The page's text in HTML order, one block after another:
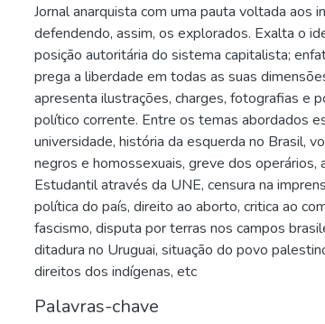
Jornal anarquista com uma pauta voltada aos
defendendo, assim, os explorados. Exalta o
posição autoritária do sistema capitalista;
prega a liberdade em todas as suas
apresenta ilustrações, charges, fotografias e
político corrente. Entre os temas abordados
universidade, história da esquerda no Brasil,
negros e homossexuais, greve dos
Estudantil através da UNE, censura na
política do país, direito ao aborto, critica ao
fascismo, disputa por terras nos campos
ditadura no Uruguai, situação do povo
direitos dos indígenas, etc
Palavras-chave